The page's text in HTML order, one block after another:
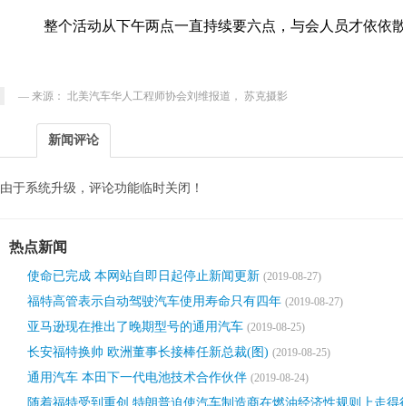
整个活动从下午两点一直持续要六点，与会人员才依依散
来源： 北美汽车华人工程师协会刘维报道， 苏克摄影
新闻评论
由于系统升级，评论功能临时关闭！
热点新闻
使命已完成 本网站自即日起停止新闻更新 (2019-08-27)
福特高管表示自动驾驶汽车使用寿命只有四年 (2019-08-27)
亚马逊现在推出了晚期型号的通用汽车 (2019-08-25)
长安福特换帅 欧洲董事长接棒任新总裁(图) (2019-08-25)
通用汽车 本田下一代电池技术合作伙伴 (2019-08-24)
随着福特受到重创 特朗普迫使汽车制造商在燃油经济性规则上走得